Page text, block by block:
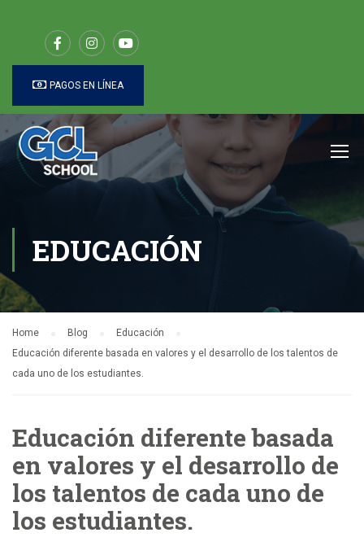
PAGOS EN LÍNEA
EDUCACIÓN
Home Blog
Educación
Educación diferente basada en valores y el desarrollo de los talentos de
cada uno de los estudiantes.
Educación diferente basada
en valores y el desarrollo de
los talentos de cada uno de
los estudiantes.